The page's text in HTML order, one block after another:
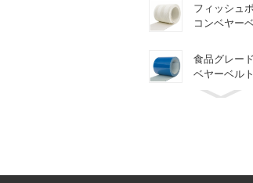
フィッシュ
コンベヤー
食品グレー
ベヤーベルト
AT10